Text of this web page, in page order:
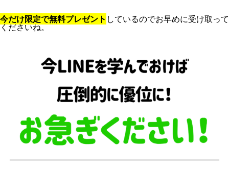
今だけ限定で無料プレゼント しているのでお早めに受け取って
くださいね。